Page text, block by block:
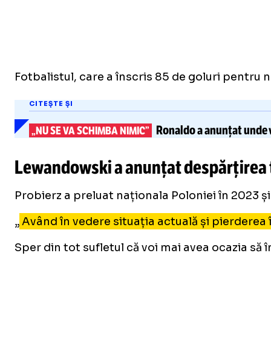
Fotbalistul, care a înscris 85 de goluri pentru
CITEȘTE ȘI
„NU SE VA SCHIMBA NIMIC” Ronaldoa anunțat unde
Lewandowski a anunțat
Probierz a preluat naționala Poloniei în 2023
„Având în vedere situația actuală și
Sper din tot sufletul că voi mai avea ocazia